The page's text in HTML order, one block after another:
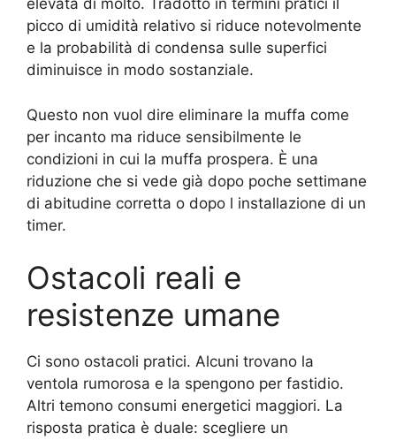
elevata di molto. Tradotto in termini pratici il
picco di umidità relativo si riduce notevolmente
e la probabilità di condensa sulle superfici
diminuisce in modo sostanziale.
Questo non vuol dire eliminare la muffa come
per incanto ma riduce sensibilmente le
condizioni in cui la muffa prospera. È una
riduzione che si vede già dopo poche settimane
di abitudine corretta o dopo l installazione di un
timer.
Ostacoli reali e
resistenze umane
Ci sono ostacoli pratici. Alcuni trovano la
ventola rumorosa e la spengono per fastidio.
Altri temono consumi energetici maggiori. La
risposta pratica è duale: scegliere un